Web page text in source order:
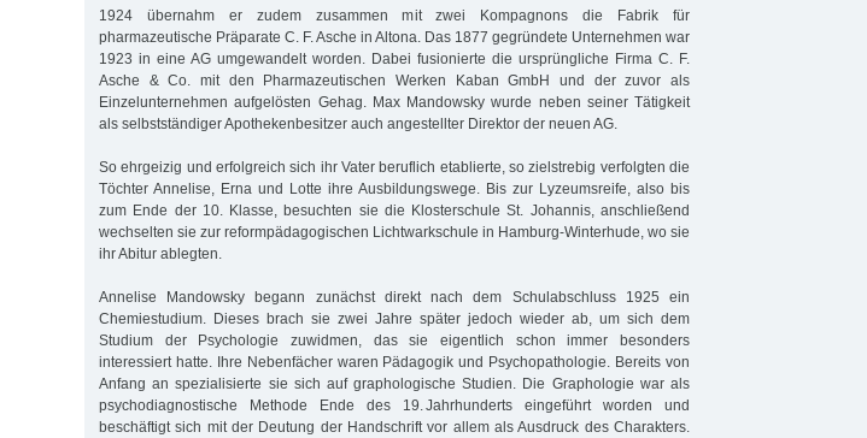
1924 übernahm er zudem zusammen mit zwei Kompagnons die Fabrik für
pharmazeutische Präparate C. F. Asche in Altona. Das 1877 gegründete Unternehmen war
1923 in eine AG umgewandelt worden. Dabei fusionierte die ursprüngliche Firma C. F.
Asche & Co. mit den Pharmazeutischen Werken Kaban GmbH und der zuvor als
Einzelunternehmen aufgelösten Gehag. Max Mandowsky wurde neben seiner Tätigkeit
als selbstständiger Apothekenbesitzer auch angestellter Direktor der neuen AG.
So ehrgeizig und erfolgreich sich ihr Vater beruflich etablierte, so zielstrebig verfolgten die
Töchter Annelise, Erna und Lotte ihre Ausbildungswege. Bis zur Lyzeumsreife, also bis
zum Ende der 10. Klasse, besuchten sie die Klosterschule St. Johannis, anschließend
wechselten sie zur reformpädagogischen Lichtwarkschule in Hamburg-Winterhude, wo sie
ihr Abitur ablegten.
Annelise Mandowsky begann zunächst direkt nach dem Schulabschluss 1925 ein
Chemiestudium. Dieses brach sie zwei Jahre später jedoch wieder ab, um sich dem
Studium der Psychologie zuwidmen, das sie eigentlich schon immer besonders
interessiert hatte. Ihre Nebenfächer waren Pädagogik und Psychopathologie. Bereits von
Anfang an spezialisierte sie sich auf graphologische Studien. Die Graphologie war als
psychodiagnostische Methode Ende des 19. Jahrhunderts eingeführt worden und
beschäftigt sich mit der Deutung der Handschrift vor allem als Ausdruck des Charakters.